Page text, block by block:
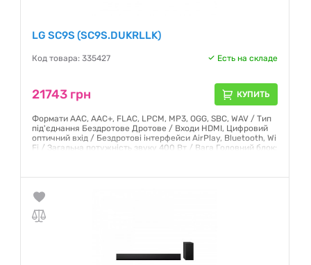
LG SC9S (SC9S.DUKRLLK)
Код товара: 335427 Есть на складе
21743 грн КУПИТЬ
Формати AAC, AAC+, FLAC, LPCM, MP3, OGG, SBC, WAV / Тип
під'єднання Бездротове Дротове / Входи HDMI, Цифровий
оптичний вхід / Бездротові інтерфейси AirPlay, Bluetooth, Wi
Fi / Загальна потужність звуку 400 Вт / Вага Головний блок:
Гарантия:12 месяцев